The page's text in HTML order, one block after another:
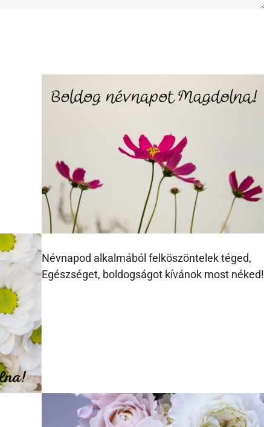
Névnapod alkalmából felköszöntelek téged,
Egészséget, boldogságot kívánok most néked!